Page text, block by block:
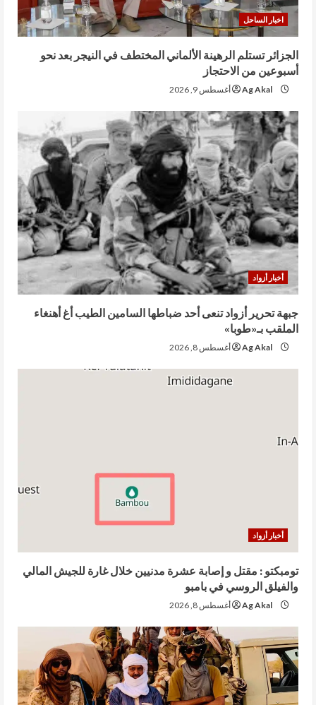
اخبار الساحل
الجزائر تستلم الرهينة الألماني المختطف في النيجر بعد نحو
أسبوعين من الاحتجاز
Ag Akal أغسطس 9, 2026
أخبار أزواد
جبهة تحرير أزواد تنعى أحد ضباطها السامين الطيب أغ أهنغاء
الملقب بـ«طوبا»
Ag Akal أغسطس 8, 2026
أخبار أزواد
تومبكتو : مقتل و إصابة عشرة مدنيين خلال غارة للجيش المالي
والفيلق الروسي في بامبو
Ag Akal أغسطس 8, 2026